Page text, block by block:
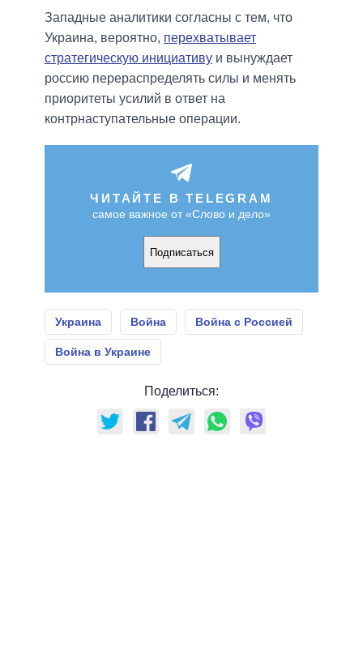
Западные аналитики согласны с тем, что
Украина, вероятно, перехватывает
стратегическую инициативу и вынуждает
россию перераспределять силы и менять
приоритеты усилий в ответ на
контрнаступательные операции.
ЧИТАЙТЕ В TELEGRAM
самое важное от «Слово и дело»
Подписаться
Украина Война Война с Россией
Война в Украине
Поделиться: